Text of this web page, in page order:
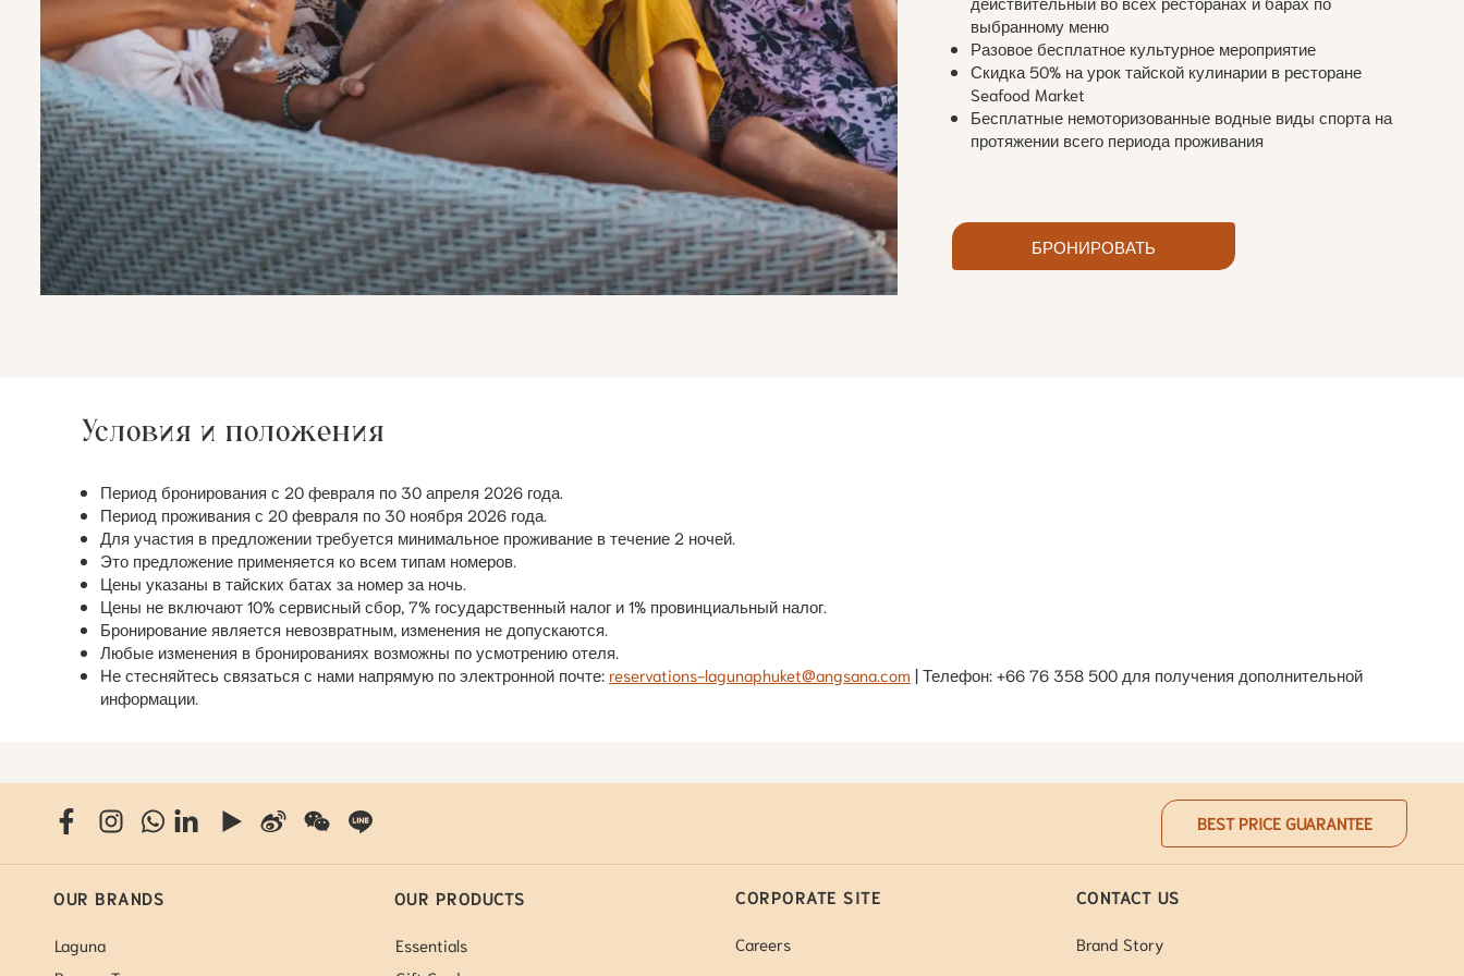
выбранному меню
Разовое бесплатное культурное мероприятие
Скидка 50% на урок тайской кулинарии в ресторане
Seafood Market
Бесплатные немоторизованные водные виды спорта на
протяжении всего периода проживания
БРОНИРОВАТЬ
Условия и положения
Период бронирования с 20 февраля по 30 апреля 2026 года.
Период проживания с 20 февраля по 30 ноября 2026 года.
Для участия в предложении требуется минимальное проживание в течение 2 ночей.
Это предложение применяется ко всем типам номеров.
Цены указаны в тайских батах за номер за ночь.
Цены не включают 10% сервисный сбор, 7% государственный налог и 1% провинциальный налог.
Бронирование является невозвратным, изменения не допускаются.
Любые изменения в бронированиях возможны по усмотрению отеля.
Не стесняйтесь связаться с нами напрямую по электронной почте: reservations-lagunaphuket@angsana.com | Телефон: +66 76 358 500 для получения дополнительной
информации.
BEST PRICE GUARANTEE
OUR BRANDS
Laguna
OUR PRODUCTS
Essentials
CORPORATE SITE
Careers
CONTACT US
Brand Story